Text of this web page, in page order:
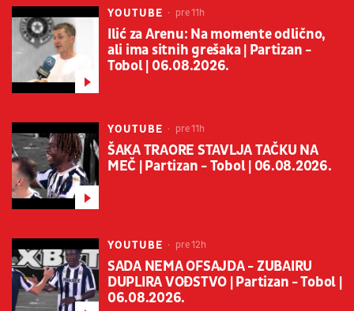
YOUTUBE pre 11h
Ilić za Arenu: Na momente odlično,
ali ima sitnih grešaka | Partizan -
Tobol | 06.08.2026.
YOUTUBE pre 11h
ŠAKA TRAORE STAVLJA TAČKU NA
MEČ | Partizan - Tobol | 06.08.2026.
YOUTUBE pre 12h
SADA NEMA OFSAJDA - ZUBAIRU
DUPLIRA VOĐSTVO | Partizan - Tobol |
06.08.2026.